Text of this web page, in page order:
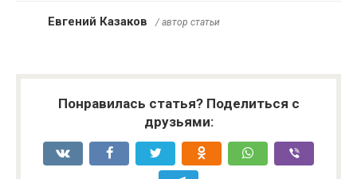
Евгений Казаков / автор статьи
Понравилась статья? Поделиться с
друзьями: